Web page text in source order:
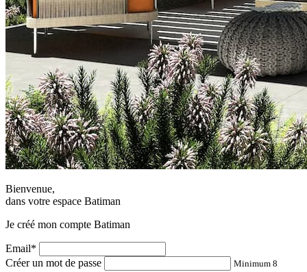
Bienvenue,
dans votre espace Batiman
Je créé mon compte Batiman
Email*
Créer un mot de passe
Minimum 8